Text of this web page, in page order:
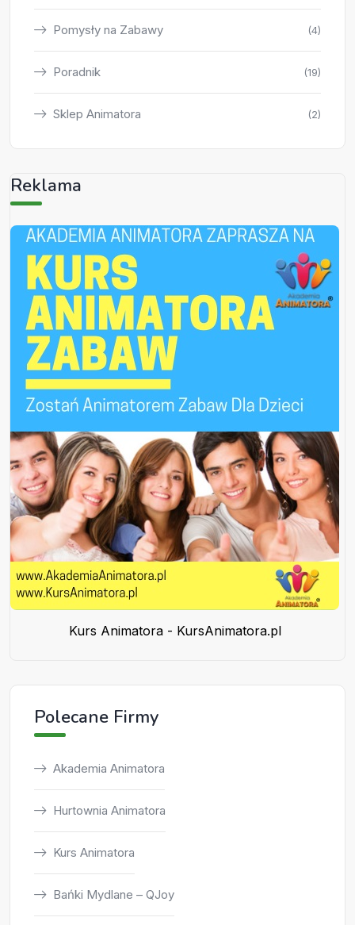
Pomysły na Zabawy (4)
Poradnik (19)
Sklep Animatora (2)
Reklama
Kurs Animatora - KursAnimatora.pl
Polecane Firmy
Akademia Animatora
Hurtownia Animatora
Kurs Animatora
Bańki Mydlane – QJoy